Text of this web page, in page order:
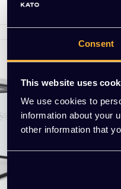
Consent
This website uses
We use cookies to
information about your
other information that